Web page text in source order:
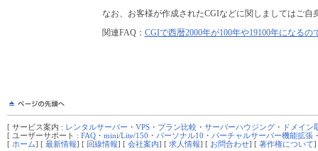
なお、お客様が作成されたCGIなどに関しましてはご自
関連FAQ： CGIで西暦2000年が100年や19100年になるの
[ サービス案内 : レンタルサーバー ・ VPS ・ プラン比較 ・ サーバーハウジング ・
ドメイン
[ ユーザーサポート : FAQ ・ mini/Lite/150 ・ パーソナル10 ・ バーチャルサーバー機能拡張
[ ホーム] [ 最新情報] [ 回線情報] [ 会社案内] [ 求人情報] [ お問合わせ] [ 著作権について]